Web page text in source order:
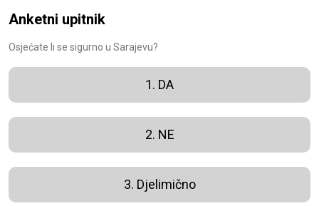
Anketni upitnik
Osjećate li se sigurno u Sarajevu?
1. DA
2. NE
3. Djelimično